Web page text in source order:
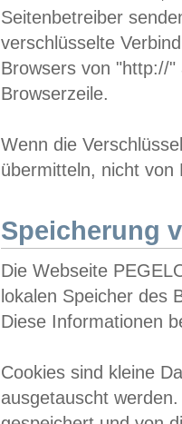
Seitenbetreiber
verschlüsselte
Browsers von "http://
Browserzeile.
Wenn die
übermitteln, nicht von
Speicherung
Die Webseite
lokalen Speicher des
Diese Informationen
Cookies sind kleine
ausgetauscht